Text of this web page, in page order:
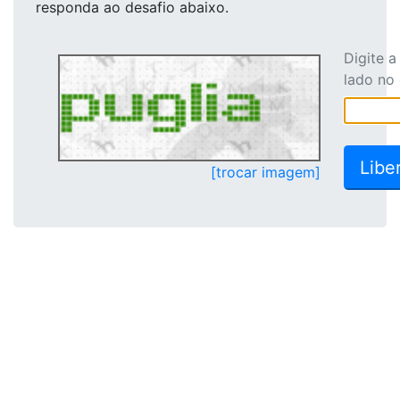
responda ao desafio abaixo.
[trocar imagem]
Digite
lado no